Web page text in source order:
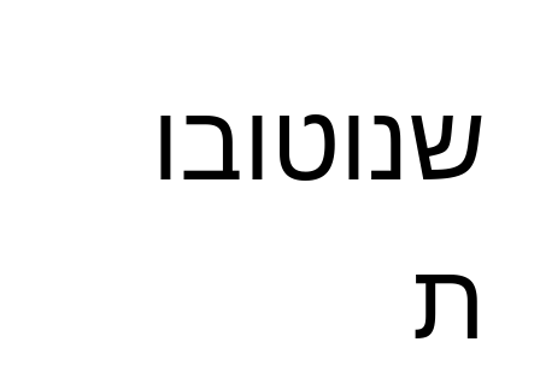
שנוטובו
ת